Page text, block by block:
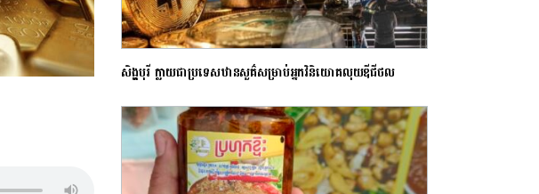
សិង្ហបុរី ក្លាយជាប្រទេសឋានសួគ៌សម្រាប់អ្នកវិនិយោគលុយឌីជីថល